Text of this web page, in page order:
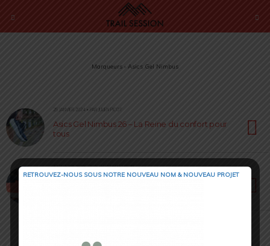
Marqueurs › Asics Gel Nimbus
25 JANVIER 2024 • PAR JULIEN PICOT
Asics Gel Nimbus 26 – La Reine du confort pour
tous
17 JANVIER 2023 • PAR ANASTASIIA MASIP
RETROUVEZ-NOUS SOUS NOTRE NOUVEAU NOM & NOUVEAU PROJET